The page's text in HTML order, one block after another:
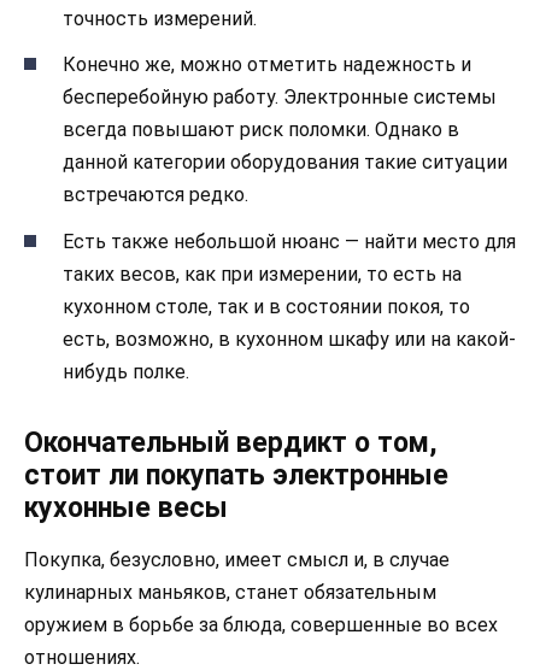
точность измерений.
Конечно же, можно отметить надежность и
бесперебойную работу. Электронные системы
всегда повышают риск поломки. Однако в
данной категории оборудования такие ситуации
встречаются редко.
Есть также небольшой нюанс — найти место для
таких весов, как при измерении, то есть на
кухонном столе, так и в состоянии покоя, то
есть, возможно, в кухонном шкафу или на какой-
нибудь полке.
Окончательный вердикт о том,
стоит ли покупать электронные
кухонные весы
Покупка, безусловно, имеет смысл и, в случае
кулинарных маньяков, станет обязательным
оружием в борьбе за блюда, совершенные во всех
отношениях.